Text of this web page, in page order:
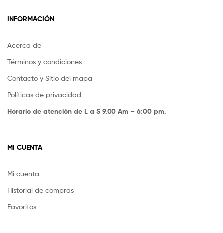
INFORMACIÓN
Acerca de
Términos y condiciones
Contacto y Sitio del mapa
Políticas de privacidad
Horario de atención de L a S 9.00 Am – 6:00 pm.
MI CUENTA
Mi cuenta
Historial de compras
Favoritos